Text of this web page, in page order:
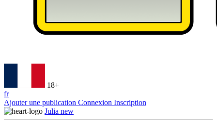
18+
fr
Ajouter une publication Connexion Inscription
Julia new